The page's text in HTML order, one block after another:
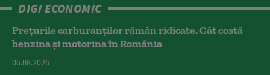
DIGI ECONOMIC
Prețurile carburanților rămân ridicate. Cât costă
benzina și motorina în România
06.08.2026